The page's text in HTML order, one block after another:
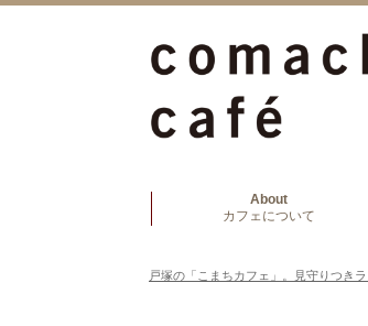
About
カフェについて
戸塚の「こまちカフェ」。見守りつき